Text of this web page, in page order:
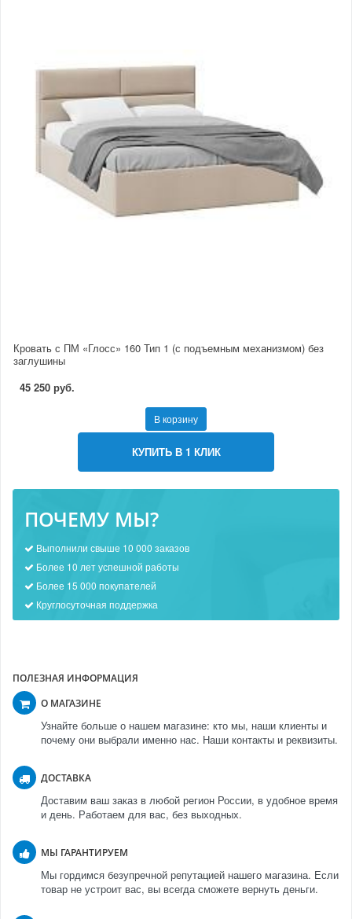
Кровать с ПМ «Глосс» 160 Тип 1 (с подъемным механизмом) без
заглушины
45 250 руб.
В корзину
КУПИТЬ В 1 КЛИК
ПОЧЕМУ МЫ?
Выполнили свыше 10 000 заказов
Более 10 лет успешной работы
Более 15 000 покупателей
Круглосуточная поддержка
ПОЛЕЗНАЯ ИНФОРМАЦИЯ
О МАГАЗИНЕ
Узнайте больше о нашем магазине: кто мы, наши клиенты и
почему они выбрали именно нас. Наши контакты и реквизиты.
ДОСТАВКА
Доставим ваш заказ в любой регион России, в удобное время
и день. Работаем для вас, без выходных.
МЫ ГАРАНТИРУЕМ
Мы гордимся безупречной репутацией нашего магазина. Если
товар не устроит вас, вы всегда сможете вернуть деньги.